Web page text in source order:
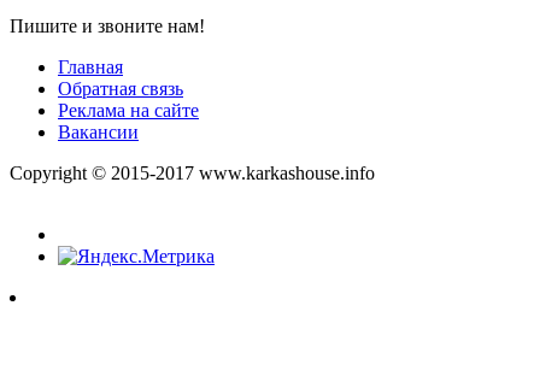
Пишите и звоните нам!
Главная
Обратная связь
Реклама на сайте
Вакансии
Copyright © 2015-2017 www.karkashouse.info